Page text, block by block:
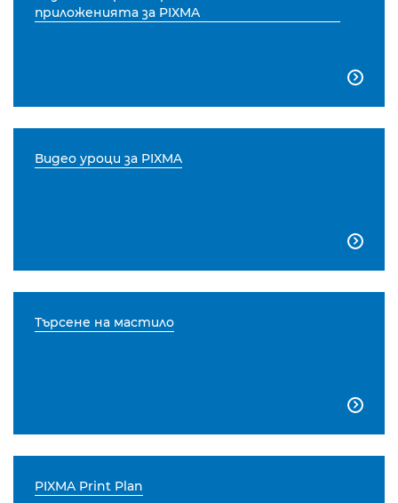
приложенията за PIXMA

Видео уроци за PIXMA

Търсене на мастило

PIXMA Print Plan